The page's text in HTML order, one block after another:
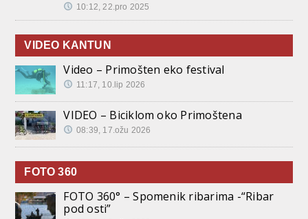
10:12, 22.pro 2025
VIDEO KANTUN
Video – Primošten eko festival
11:17, 10.lip 2026
VIDEO – Biciklom oko Primoštena
08:39, 17.ožu 2026
FOTO 360
FOTO 360° – Spomenik ribarima -“Ribar
pod osti”